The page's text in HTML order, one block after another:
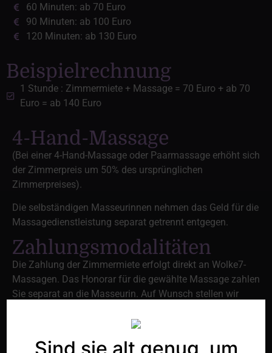
60 Minuten: ab 70 Euro
90 Minuten: ab 100 Euro
120 Minuten: ab 130 Euro
Beispielrechnung
1 Stunde : Zimmermiete + Massage = 70 Euro + ab 70
Euro = ab 140 Euro
4-Hand-Massage
(Bei einer 4-Hand-Massage oder Paarmassage erhöht sich
der Zimmerpreis um 50% des ursprünglichen
Zimmerpreises).
Die selbständigen Masseurinnen nehmen das Geld für die
Massagedienstleistung separat getrennt entgegen.
Zahlungsmodalitäten
Die Zahlung der Zimmermiete erfolgt direkt an Wolke7-
Massagen. Das Honorar für die gewählte Massage zahlen
Sie separat an die Masseurin. Auf Wunsch stellen wir
Freie Preisgestaltung der